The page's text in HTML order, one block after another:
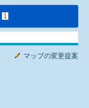
1
マップの変更提案